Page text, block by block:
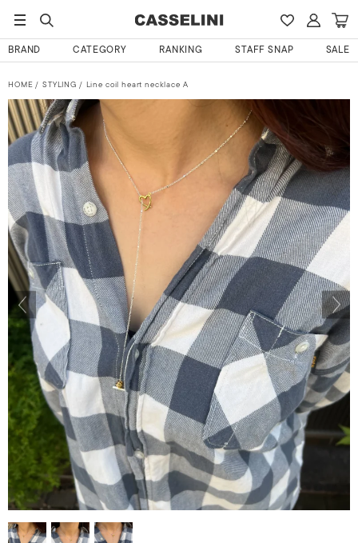
BRAND CATEGORY RANKING STAFF SNAP SALE
HOME STYLING Line coil heart necklace A